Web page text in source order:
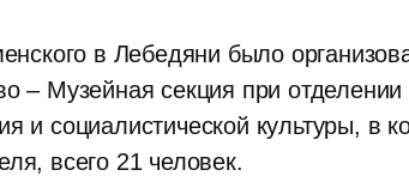
в Лебедяни было
– Музейная секция при
и социалистической культуры, в
всего 21 человек.